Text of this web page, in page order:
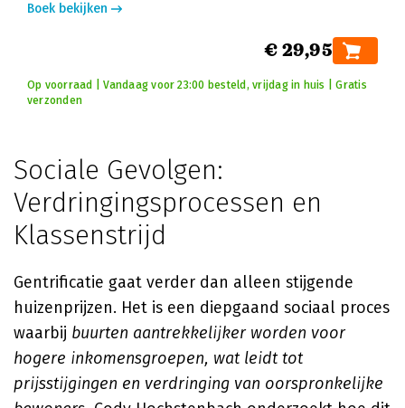
Boek bekijken
€ 29,95
Op voorraad | Vandaag voor 23:00 besteld, vrijdag in huis | Gratis
verzonden
Sociale Gevolgen:
Verdringingsprocessen en
Klassenstrijd
Gentrificatie gaat verder dan alleen stijgende
huizenprijzen. Het is een diepgaand sociaal proces
waarbij buurten aantrekkelijker worden voor
hogere inkomensgroepen, wat leidt tot
prijsstijgingen en verdringing van oorspronkelijke